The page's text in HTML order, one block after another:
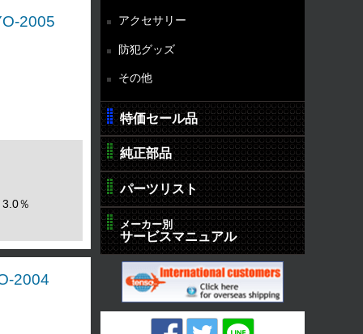
2005
％
2004
アクセサリー
防犯グッズ
その他
特価セール品
純正部品
パーツリスト
メーカー別
サービスマニュアル